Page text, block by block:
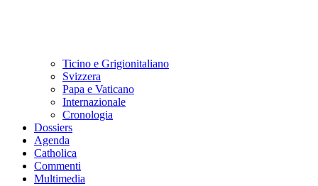
Ticino e Grigionitaliano
Svizzera
Papa e Vaticano
Internazionale
Cronologia
Dossiers
Agenda
Catholica
Commenti
Multimedia